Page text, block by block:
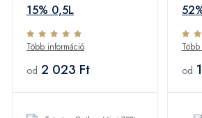
15% 0,5L
Több információ
od 2 023 Ft od